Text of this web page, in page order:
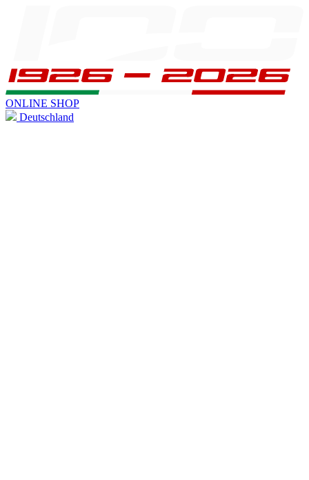
ONLINE SHOP
Deutschland